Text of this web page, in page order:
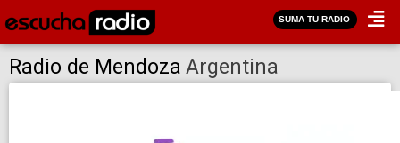
SUMA TU RADIO
Radio de Mendoza Argentina